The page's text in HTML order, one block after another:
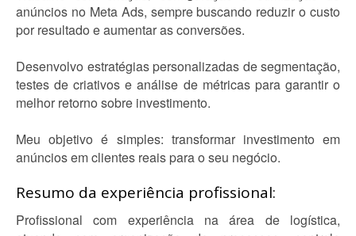
anúncios no Meta Ads, sempre buscando reduzir o custo
por resultado e aumentar as conversões.
Desenvolvo estratégias personalizadas de segmentação,
testes de criativos e análise de métricas para garantir o
melhor retorno sobre investimento.
Meu objetivo é simples: transformar investimento em
anúncios em clientes reais para o seu negócio.
Resumo da experiência profissional:
Profissional com experiência na área de logística,